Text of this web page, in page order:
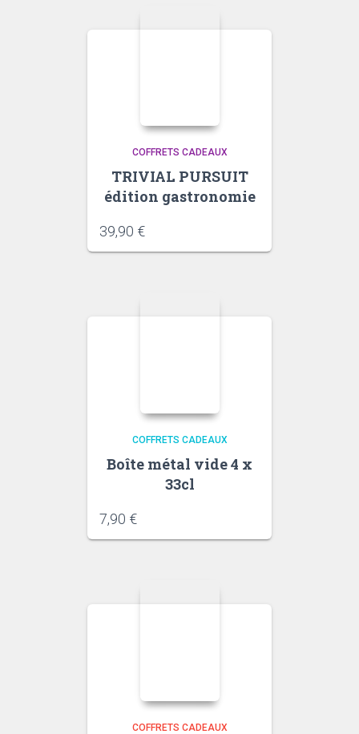
COFFRETS CADEAUX
TRIVIAL PURSUIT
édition gastronomie
39,90 €
COFFRETS CADEAUX
Boîte métal vide 4 x
33cl
7,90 €
COFFRETS CADEAUX